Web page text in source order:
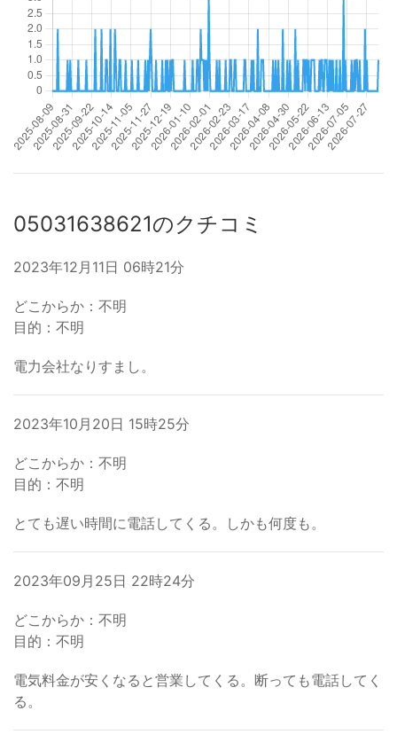
05031638621のクチコミ
2023年12月11日 06時21分
どこからか：不明
目的：不明
電力会社なりすまし。
2023年10月20日 15時25分
どこからか：不明
目的：不明
とても遅い時間に電話してくる。しかも何度も。
2023年09月25日 22時24分
どこからか：不明
目的：不明
電気料金が安くなると営業してくる。断っても電話してく
る。